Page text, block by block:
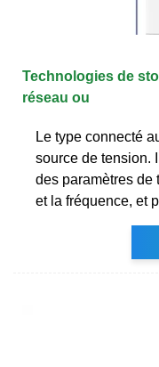
Technologies de
réseau ou
Le type connecté
source de tension.
des paramètres de
et la fréquence, et